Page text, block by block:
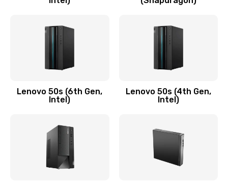
Замена модуля HDMI
590 руб.
Замена задней крышки устройства
Lenovo 50s (6th Gen,
Intel)
Lenovo 50s (4th Gen,
Intel)